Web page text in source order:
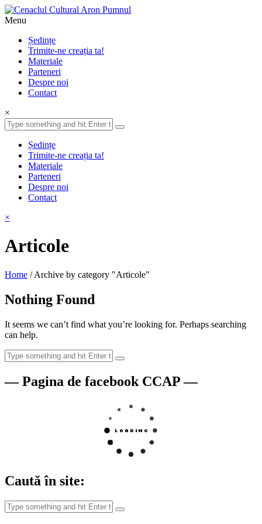
Menu
Ședințe
Trimite-ne creația ta!
Materiale
Parteneri
Despre noi
Contact
×
Ședințe
Trimite-ne creația ta!
Materiale
Parteneri
Despre noi
Contact
×
Articole
Home /Archive by category "Articole"
Nothing Found
It seems we can’t find what you’re looking for. Perhaps searching
can help.
— Pagina de facebook CCAP —
Caută în site: